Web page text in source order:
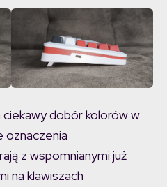
dobór kolorów w
oznaczenia
z wspomnianymi już
na klawiszach